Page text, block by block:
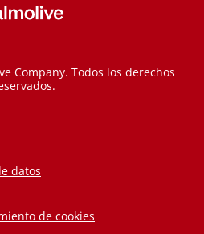
Company. Todos los derechos
datos
de cookies